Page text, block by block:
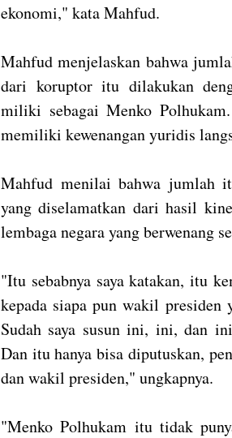
ekonomi," kata Mahfud.
Mahfud menjelaskan bahwa
dari koruptor itu dilakukan
miliki sebagai Menko
memiliki kewenangan yuridis
Mahfud menilai bahwa jumlah
yang diselamatkan dari hasil
lembaga negara yang berwenang
"Itu sebabnya saya katakan, itu
kepada siapa pun wakil presiden
Sudah saya susun ini, ini, dan
Dan itu hanya bisa diputuskan,
dan wakil presiden," ungkapnya.
"Menko Polhukam itu tidak